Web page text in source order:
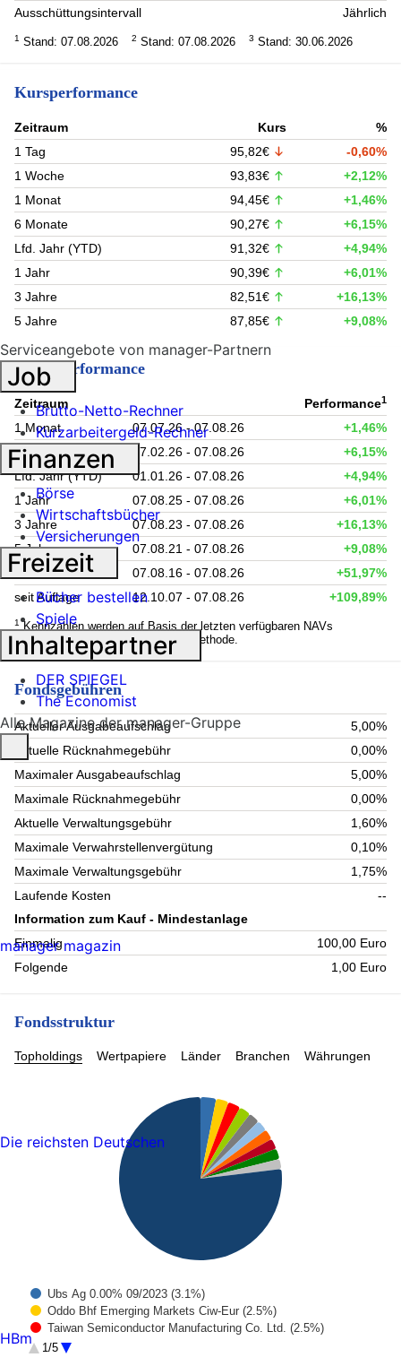
Ausschüttungsintervall Jährlich
1 Stand: 07.08.2026 2 Stand: 07.08.2026 3 Stand: 30.06.2026
Kursperformance
Zeitraum Kurs
%
1 Tag
95,82€
-0,60%
1 Woche
93,83€
+2,12%
1 Monat
94,45€
+1,46%
6 Monate
90,27€
+6,15%
Lfd. Jahr (YTD)
91,32€
+4,94%
1 Jahr
90,39€
+6,01%
3 Jahre
82,51€
+16,13%
5 Jahre
87,85€ +9,08%
Fondsperformance
Zeitraum Performance1
1 Monat 07.07.26 - 07.08.26
+1,46%
6 Monate
07.02.26 - 07.08.26
+6,15%
Lfd. Jahr (YTD)
01.01.26 - 07.08.26
+4,94%
1 Jahr
07.08.25 - 07.08.26
+6,01%
3 Jahre
07.08.23 - 07.08.26
+16,13%
5 Jahre
07.08.21 - 07.08.26
+9,08%
10 Jahre
07.08.16 - 07.08.26
+51,97%
seit Auflage
12.10.07 - 07.08.26 +109,89%
1 Kennzahlen werden auf Basis der letzten verfügbaren NAVs
berechnet. Berechnung nach BVI-Methode.
Fondsgebühren
Aktueller Ausgabeaufschlag
5,00%
Aktuelle Rücknahmegebühr
0,00%
Maximaler Ausgabeaufschlag
5,00%
Maximale Rücknahmegebühr
0,00%
Aktuelle Verwaltungsgebühr
1,60%
Maximale Verwahrstellenvergütung
0,10%
Maximale Verwaltungsgebühr
1,75%
Laufende Kosten
--
Information zum Kauf - Mindestanlage
Einmalig
100,00 Euro
Folgende
1,00 Euro
Fondsstruktur
Topholdings Wertpapiere Länder Branchen Währungen
Ubs Ag 0.00% 09/2023 (3.1%)
Oddo Bhf Emerging Markets Ciw-Eur (2.5%)
Taiwan Semiconductor Manufacturing Co. Ltd. (2.5%)
Deut. Börse Commodities GmbH Xetra-Gold IHS 2007(09/Und)
(2.3%)
1/5
Serviceangebote von manager-Partnern
Job
Brutto-Netto-Rechner
Kurzarbeitergeld-Rechner
Finanzen
Börse
Wirtschaftsbücher
Versicherungen
Freizeit
Bücher bestellen
Spiele
Inhaltepartner
DER SPIEGEL
The Economist
Alle Magazine der manager-Gruppe
manager magazin
Die reichsten Deutschen
HBm